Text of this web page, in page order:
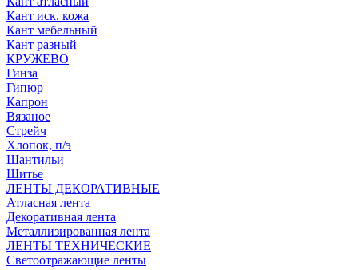
Кант иск. кожа
Кант мебельный
Кант разный
КРУЖЕВО
Гинза
Гипюр
Капрон
Вязаное
Стрейч
Хлопок, п/э
Шантильи
Шитье
ЛЕНТЫ ДЕКОРАТИВНЫЕ
Атласная лента
Декоративная лента
Металлизированная лента
ЛЕНТЫ ТЕХНИЧЕСКИЕ
Светоотражающие ленты